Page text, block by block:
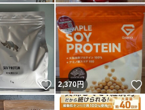
いいね！
2,370円